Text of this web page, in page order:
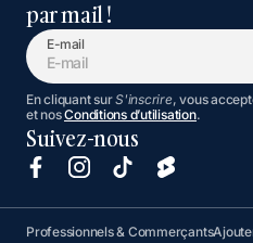
par mail !
E-mail
En cliquant surS'inscrire, vous
et nosConditions d’utilisation.
Suivez-nous
Professionnels & Commerçants